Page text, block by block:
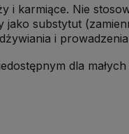
i karmiące. Nie
substytut
i
dla